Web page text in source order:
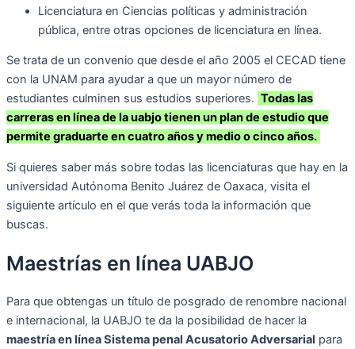
Licenciatura en Ciencias políticas y administración
pública, entre otras opciones de licenciatura en línea.
Se trata de un convenio que desde el año 2005 el CECAD tiene
con la UNAM para ayudar a que un mayor número de
estudiantes culminen sus estudios superiores. Todas las
carreras en línea de la uabjo tienen un plan de estudio que
permite graduarte en cuatro años y medio o cinco años.
Si quieres saber más sobre todas las licenciaturas que hay en la
universidad Autónoma Benito Juárez de Oaxaca, visita el
siguiente artículo en el que verás toda la información que
buscas.
Maestrías en línea UABJO
Para que obtengas un título de posgrado de renombre nacional
e internacional, la UABJO te da la posibilidad de hacer la
maestría en línea Sistema penal Acusatorio Adversarial para